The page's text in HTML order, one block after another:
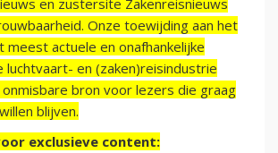
en zustersite Zakenreisnieuws
Onze toewijding aan het
meest actuele en onafhankelijke
luchtvaart- en (zaken)reisindustrie
bron voor lezers die graag
blijven.
exclusieve content: